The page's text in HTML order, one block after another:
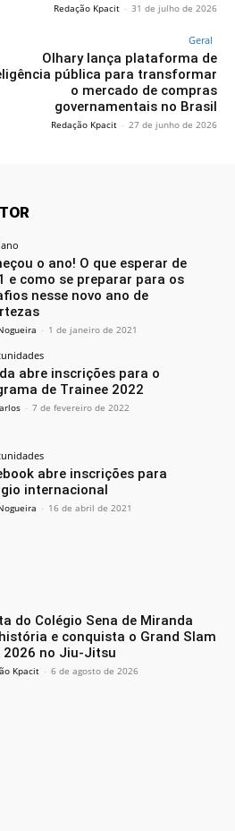
Redação Kpacit - 31 de julho de 2026
Geral
Olhary lança plataforma de
pública para transformar
o mercado de compras
governamentais no Brasil
Redação Kpacit - 27 de junho de 2026
o ano! O que esperar de
e como se preparar para os
nesse novo ano de
- 1 de janeiro de 2021
abre inscrições para o
de Trainee 2022
- 7 de fevereiro de 2022
abre inscrições para
internacional
- 16 de abril de 2021
do Colégio Sena de Miranda
e conquista o Grand Slam
2026 no Jiu-Jitsu
Kpacit - 6 de agosto de 2026